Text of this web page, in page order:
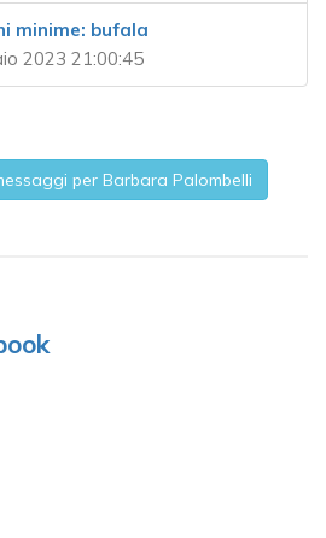
minime: bufala
2023 21:00:45
per Barbara Palombelli